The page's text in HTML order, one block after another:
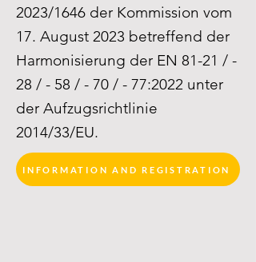
2023/1646 der Kommission vom
17. August 2023 betreffend der
Harmonisierung der EN 81-21 / -
28 / - 58 / - 70 / - 77:2022 unter
der Aufzugsrichtlinie
2014/33/EU.
INFORMATION AND REGISTRATION